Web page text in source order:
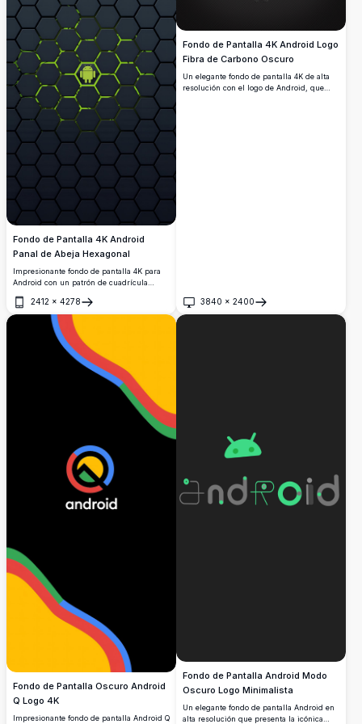
Fondo de Pantalla 4K Android
Panal de Abeja Hexagonal
Impresionante fondo de pantalla 4K para
Android con un patrón de cuadrícula
Android brillando en el centro. Fondo de
alta resolución perfecto para dispositivos
Android con una estética tecnológica
elegante y futurista.
2412 × 4278
Abrir
Fondo de Pantalla 4K Android Logo
Fibra de Carbono Oscuro
Un elegante fondo de pantalla 4K de alta
resolución con el logo de Android, que
3840 × 2400
Abrir
Fondo de Pantalla Oscuro Android
Q Logo 4K
Impresionante fondo de pantalla Android Q
Fondo de Pantalla Android Modo
Oscuro Logo Minimalista
Un elegante fondo de pantalla Android en
alta resolución que presenta la icónica